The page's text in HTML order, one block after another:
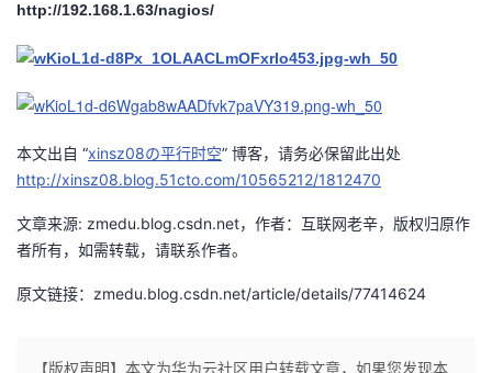
http://192.168.1.63/nagios/
本文出自 “xinsz08の平行时空” 博客，请务必保留此出处
http://xinsz08.blog.51cto.com/10565212/1812470
文章来源: zmedu.blog.csdn.net，作者：互联网老辛，版权归原作
者所有，如需转载，请联系作者。
原文链接：zmedu.blog.csdn.net/article/details/77414624
【版权声明】本文为华为云社区用户转载文章，如果您发现本